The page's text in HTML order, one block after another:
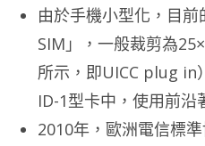
由於手機小型化，目
SIM」，一般裁剪為
所示，即UICC plug in
ID-1型卡中，使用前沿
2010年，歐洲電信標